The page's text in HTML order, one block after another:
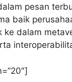
pesan
baik
dalam